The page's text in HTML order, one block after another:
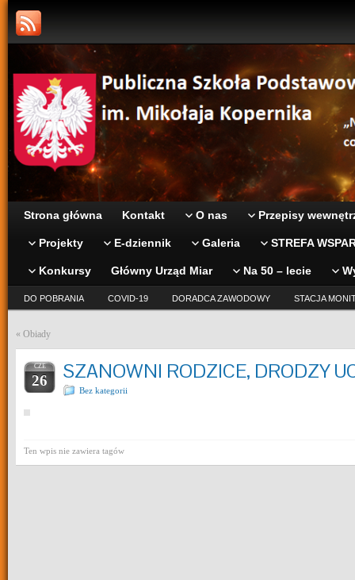
Strona główna Kontakt O nas Przepisy
Projekty E-dziennik Galeria STREFA
Konkursy Główny Urząd Miar Na 50 – lecie
DO POBRANIA COVID-19 DORADCA ZAWODOWY STACJA
« Obiady
CZE
26 SZANOWNI RODZICE, DRODZY
Bez kategorii
Ten wpis nie zawiera tagów